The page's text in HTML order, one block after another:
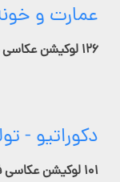
عمارت و
۱۲۶ لوکیشن عکاسی فعال
دکوراتیو -
۱۰۱ لوکیشن عکاسی فعال